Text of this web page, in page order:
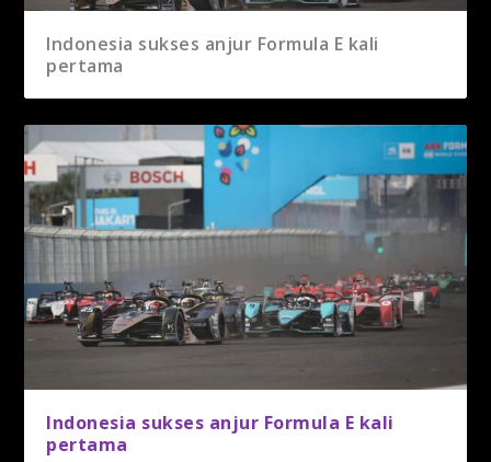
Indonesia sukses anjur Formula E kali
pertama
Indonesia sukses anjur Formula E kali
pertama